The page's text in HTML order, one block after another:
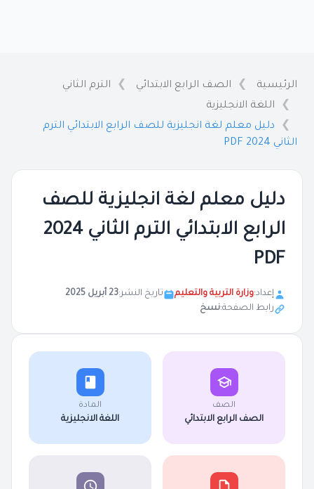
الرئيسية الصف الرابع الابتدائي
الترم الثاني
اللغة الانجليزية
دليل معلم لغة انجليزية للصف الرابع الابتدائي الترم
الثاني 2024 PDF
دليل معلم لغة انجليزية للصف
الرابع الابتدائي الترم الثاني 2024
PDF
إعداد:وزارة التربية والتعليم تاريخ النشر:23 أبريل 2025
رابط الصفحة:نسخ
الصف
الصف الرابع الابتدائي
المادة
اللغة الانجليزية